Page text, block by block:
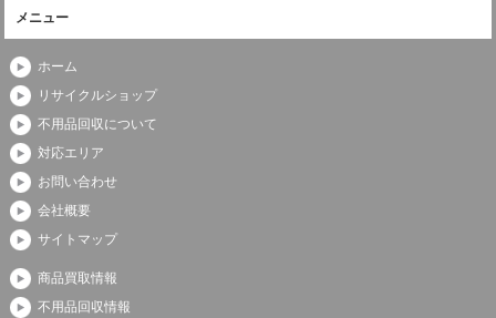
メニュー
ホーム
リサイクルショップ
不用品回収について
対応エリア
お問い合わせ
会社概要
サイトマップ
商品買取情報
不用品回収情報